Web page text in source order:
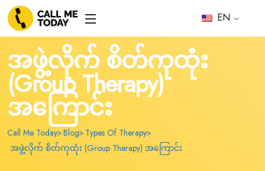
EN
အဖွဲ့လိုက် စိတ်ကုထုံး
(Group Therapy)
အကြောင်း
Call Me Today Blog Types Of Therapy
အဖွဲ့လိုက် စိတ်ကုထုံး (Group Therapy) အကြောင်း